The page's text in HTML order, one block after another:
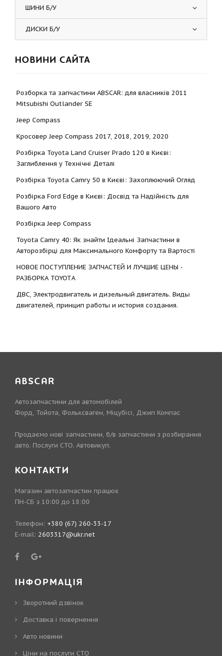
ШИНИ Б/У
ДИСКИ Б/У
НОВИНИ САЙТА
Розборка та запчастини ABSCAR: для власників 2011
Mitsubishi Outlander SE
Jeep Compass
Кросовер Jeep Compass 2017, 2018, 2019, 2020
Розбірка Toyota Land Cruiser Prado 120 в Києві:
Заглиблення у Технічні Деталі
Розбірка Toyota Camry 50 в Києві: Захоплюючий Огляд
Розбірка Ford Edge в Києві: Досвід та Надійність для
Вашого Авто
Розбірка Jeep Compass
Toyota Camry 40: Як знайти Ідеальні Запчастини в
Авторозбірці для Максимального Комфорту та Вартості
НОВОЕ ПОСТУПЛЕНИЕ ЗАПЧАСТЕЙ И ЛУЧШИЕ ЦЕНЫ -
РАЗБОРКА TOYOTА
ДВС, Электродвигатель и дизельный двигатель. Виды
двигателей, принцип работы и история создания.
ABSCAR
Автозапчастини для автомобілей
Форд, Тойота, Фольксваген, Міцубісі, Джип Компас
Продаємо нові запчастини, б/в запчастини з розбирання
авто. Послуги СТО. Автовикуп.
КОНТАКТИ
Магазин автозапчастин працює
ПН-СБ з 10:00 до 18:00
Телефон: +380 (67) 260-33-17
E-mail: 2603317@ukr.net
ІНФОРМАЦІЯ
Зворотний дзвінок
Доставка і повернення
Авто новини
Ціни на послуги СТО